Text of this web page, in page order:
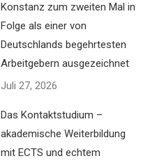
Konstanz zum zweiten Mal in
Folge als einer von
Deutschlands begehrtesten
Arbeitgebern ausgezeichnet
Juli 27, 2026
Das Kontaktstudium –
akademische Weiterbildung
mit ECTS und echtem